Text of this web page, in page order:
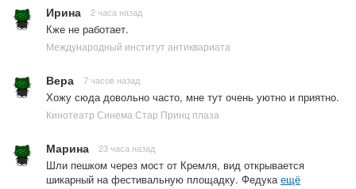
Ирина 2 часа назад
Кже не работает.
Международный институт антиквариата
Вера 7 часов назад
Хожу сюда довольно часто, мне тут очень уютно и приятно.
Кинотеатр Синема Стар Принц плаза
Марина 23 часа назад
Шли пешком через мост от Кремля, вид открывается
шикарный на фестивальную площадку. Федукаещё